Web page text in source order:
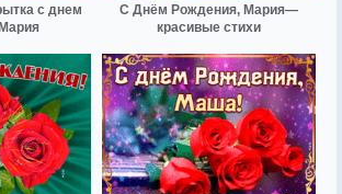
с днем
С Днём Рождения, Мария—
красивые стихи